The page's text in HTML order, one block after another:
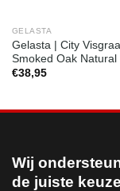
GELASTA
Gelasta | City
Smoked Oak Natural
€38,95
Wij
de juiste